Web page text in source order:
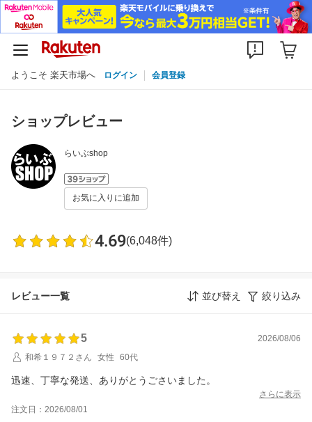
ようこそ 楽天市場へ ログイン 会員登録
ショップレビュー
らいぶshop
お気に入りに追加
4.69(6,048件)
レビュー一覧 並び替え 絞り込み
5
2026/08/06
和希１９７２さん
女性 60代
迅速、丁寧な発送、ありがとうごさいました。
さらに表示
注文日：2026/08/01